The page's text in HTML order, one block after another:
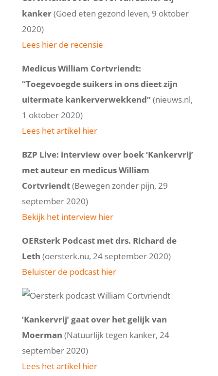
kanker(Goed eten gezond leven, 9 oktober
2020)
Lees hier de recensie
Medicus William Cortvriendt:
“Toegevoegde suikers in ons dieet zijn
uitermate kankerverwekkend”(nieuws.nl,
1 oktober 2020)
Lees het artikel hier
BZP Live: interview over boek ‘Kankervrij’
met auteur en medicus William
Cortvriendt(Bewegen zonder pijn, 29
september 2020)
Bekijk het interview hier
OERsterk Podcast met drs. Richard de
Leth (oersterk.nu, 24 september 2020)
Beluister de podcast hier
‘Kankervrij’ gaat over het gelijk van
Moerman (Natuurlijk tegen kanker, 24
september 2020)
Lees het artikel hier